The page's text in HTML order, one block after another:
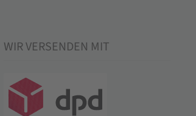
WIR VERSENDEN MIT